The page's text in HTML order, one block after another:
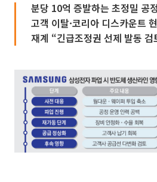
분당 10억 증발하는 초정밀 공정
고객 이탈·코리아 디스카운트
재계 “긴급조정권 선제 발동 검